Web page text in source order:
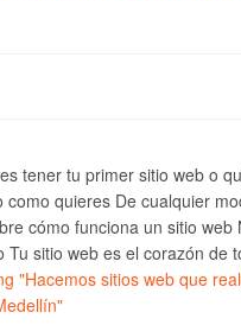
tener tu primer sitio web o
quieres De cualquier
cómo funciona un sitio web
sitio web es el corazón de
"Hacemos sitios web que